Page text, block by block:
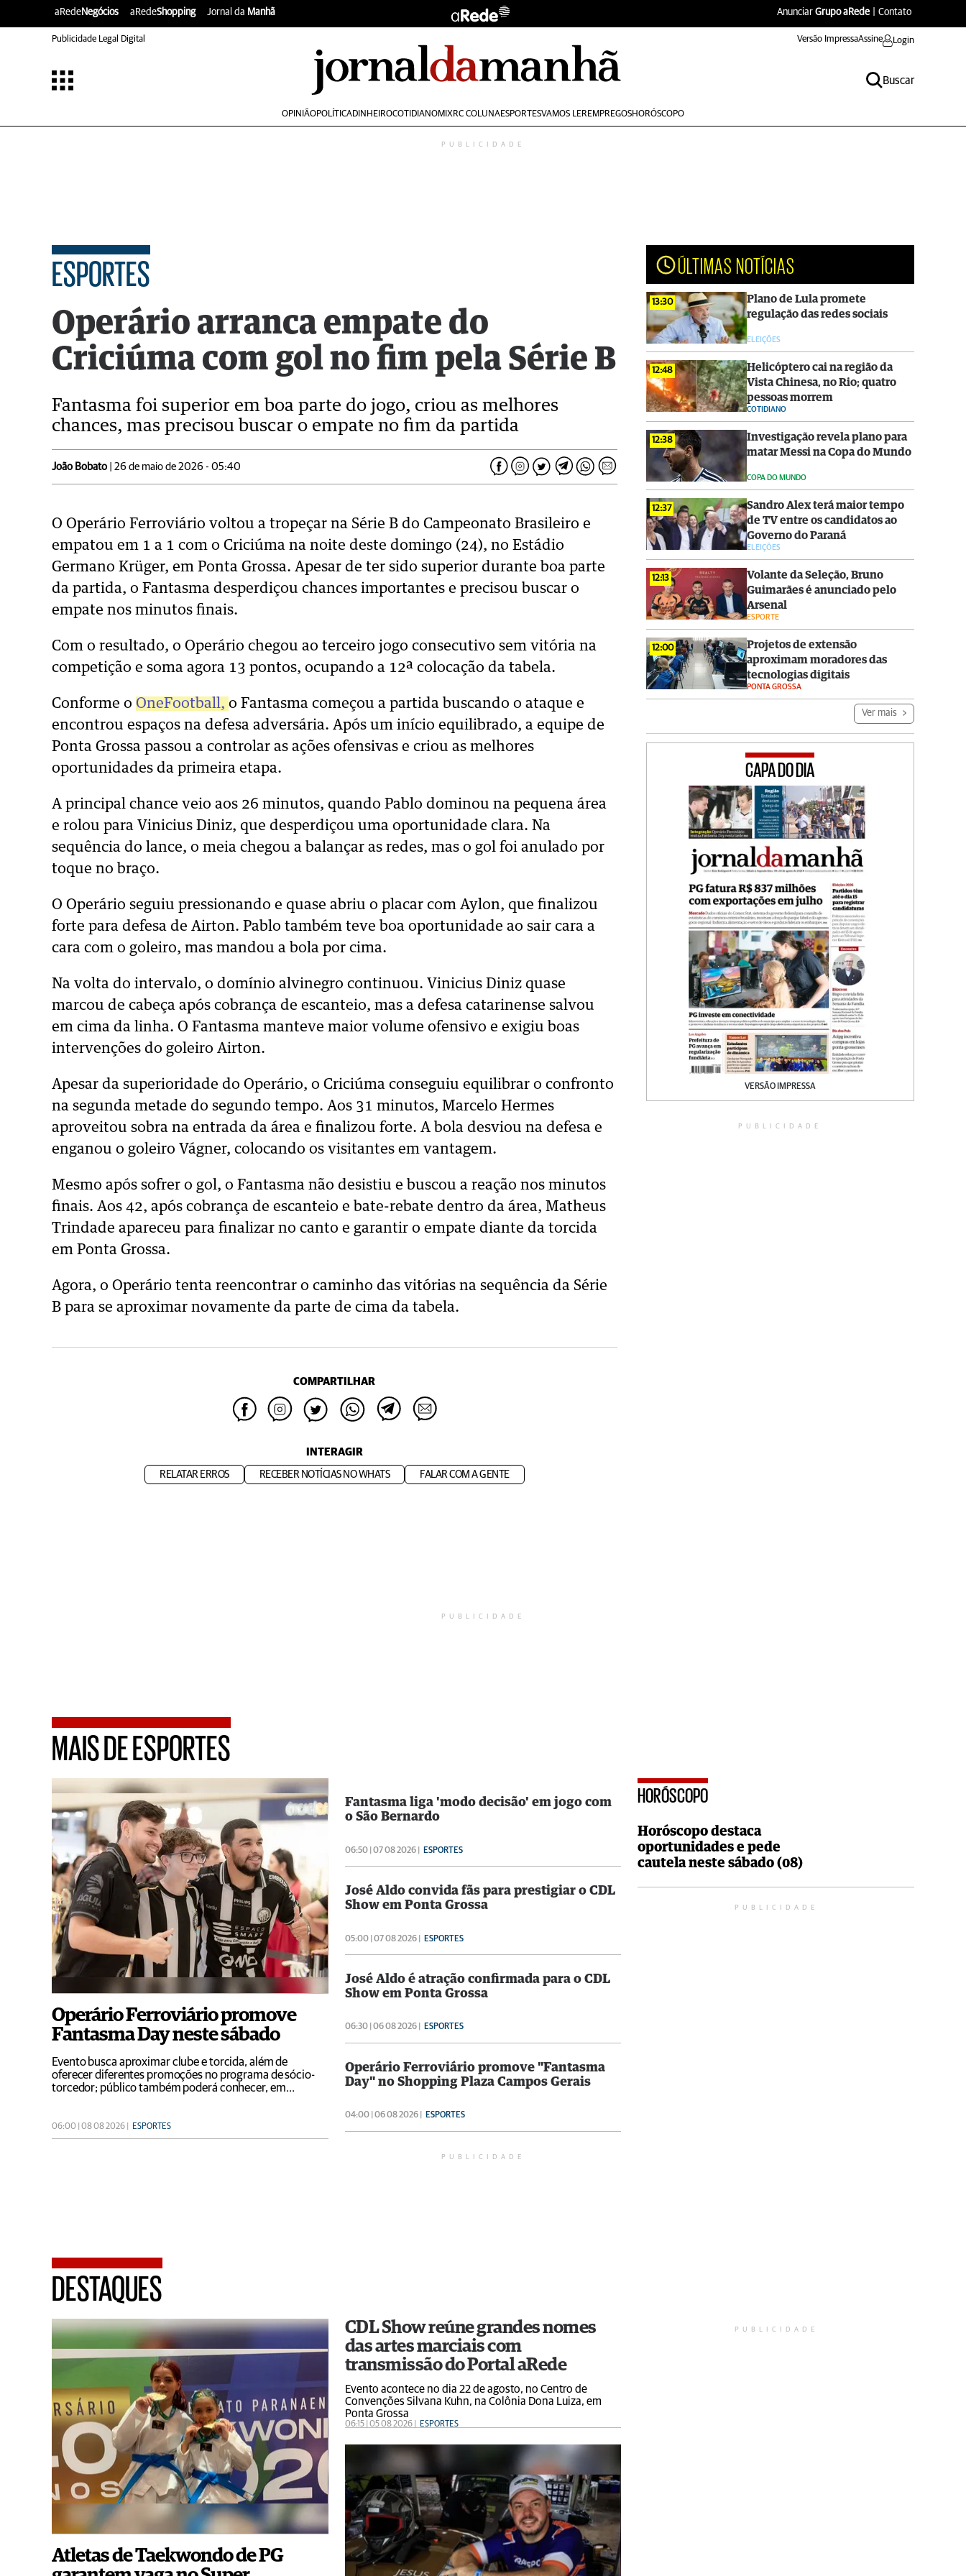
aRedeNegócios aRedeShopping Jornal da Manhã Anunciar Grupo aRede Contato
Publicidade Legal Digital Versão ImpressaAssine Login
Buscar
OPINIÃOPOLÍTICADINHEIROCOTIDIANOMIXRC COLUNAESPORTESVAMOS LEREMPREGOSHORÓSCOPO
PUBLICIDADE
ESPORTES
Operário arranca empate do
Criciúma com gol no fim pela Série B
Fantasma foi superior em boa parte do jogo, criou as melhores
chances, mas precisou buscar o empate no fim da partida
João Bobato | 26 de maio de 2026 - 05:40
O Operário Ferroviário voltou a tropeçar na Série B do Campeonato Brasileiro e
empatou em 1 a 1 com o Criciúma na noite deste domingo (24), no Estádio
Germano Krüger, em Ponta Grossa. Apesar de ter sido superior durante boa parte
da partida, o Fantasma desperdiçou chances importantes e precisou buscar o
empate nos minutos finais.
Com o resultado, o Operário chegou ao terceiro jogo consecutivo sem vitória na
competição e soma agora 13 pontos, ocupando a 12ª colocação da tabela.
Conforme o OneFootball, o Fantasma começou a partida buscando o ataque e
encontrou espaços na defesa adversária. Após um início equilibrado, a equipe de
Ponta Grossa passou a controlar as ações ofensivas e criou as melhores
oportunidades da primeira etapa.
A principal chance veio aos 26 minutos, quando Pablo dominou na pequena área
e rolou para Vinicius Diniz, que desperdiçou uma oportunidade clara. Na
sequência do lance, o meia chegou a balançar as redes, mas o gol foi anulado por
toque no braço.
O Operário seguiu pressionando e quase abriu o placar com Aylon, que finalizou
forte para defesa de Airton. Pablo também teve boa oportunidade ao sair cara a
cara com o goleiro, mas mandou a bola por cima.
Na volta do intervalo, o domínio alvinegro continuou. Vinicius Diniz quase
marcou de cabeça após cobrança de escanteio, mas a defesa catarinense salvou
em cima da linha. O Fantasma manteve maior volume ofensivo e exigiu boas
intervenções do goleiro Airton.
Apesar da superioridade do Operário, o Criciúma conseguiu equilibrar o confronto
na segunda metade do segundo tempo. Aos 31 minutos, Marcelo Hermes
aproveitou sobra na entrada da área e finalizou forte. A bola desviou na defesa e
enganou o goleiro Vágner, colocando os visitantes em vantagem.
Mesmo após sofrer o gol, o Fantasma não desistiu e buscou a reação nos minutos
finais. Aos 42, após cobrança de escanteio e bate-rebate dentro da área, Matheus
Trindade apareceu para finalizar no canto e garantir o empate diante da torcida
em Ponta Grossa.
Agora, o Operário tenta reencontrar o caminho das vitórias na sequência da Série
B para se aproximar novamente da parte de cima da tabela.
COMPARTILHAR
INTERAGIR
RELATAR ERROS RECEBER NOTÍCIAS NO WHATS FALAR COM A GENTE
ÚLTIMAS NOTÍCIAS
13:30
Plano de Lula promete
regulação das redes sociais
ELEIÇÕES
12:48
Helicóptero cai na região da
Vista Chinesa, no Rio; quatro
pessoas morrem
COTIDIANO
12:38
Investigação revela plano para
matar Messi na Copa do Mundo
COPA DO MUNDO
12:37
Sandro Alex terá maior tempo
de TV entre os candidatos ao
Governo do Paraná
ELEIÇÕES
12:13
Volante da Seleção, Bruno
Guimarães é anunciado pelo
Arsenal
ESPORTE
12:00
Projetos de extensão
aproximam moradores das
tecnologias digitais
PONTA GROSSA
Ver mais
CAPA DO DIA
VERSÃO IMPRESSA
PUBLICIDADE
PUBLICIDADE
MAIS DE ESPORTES
Operário Ferroviário promove
Fantasma Day neste sábado
Evento busca aproximar clube e torcida, além de
oferecer diferentes promoções no programa de sócio-
torcedor; público também poderá conhecer, em
06:00 | 08 08 2026 | ESPORTES
Fantasma liga 'modo decisão' em jogo com
o São Bernardo
06:50 | 07 08 2026 | ESPORTES
José Aldo convida fãs para prestigiar o CDL
Show em Ponta Grossa
05:00 | 07 08 2026 | ESPORTES
José Aldo é atração confirmada para o CDL
Show em Ponta Grossa
06:30 | 06 08 2026 | ESPORTES
Operário Ferroviário promove "Fantasma
Day" no Shopping Plaza Campos Gerais
04:00 | 06 08 2026 | ESPORTES
HORÓSCOPO
Horóscopo destaca
oportunidades e pede
cautela neste sábado (08)
PUBLICIDADE
PUBLICIDADE
DESTAQUES
Atletas de Taekwondo de PG
CDL Show reúne grandes nomes
das artes marciais com
transmissão do Portal aRede
Evento acontece no dia 22 de agosto, no Centro de
Convenções Silvana Kuhn, na Colônia Dona Luiza, em
Ponta Grossa
06:15 | 05 08 2026 | ESPORTES
PUBLICIDADE